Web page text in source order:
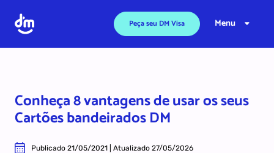
Peça seu DM Visa Menu
Conheça 8 vantagens de usar os seus
Cartões bandeirados DM
Publicado 21/05/2021 | Atualizado 27/05/2026